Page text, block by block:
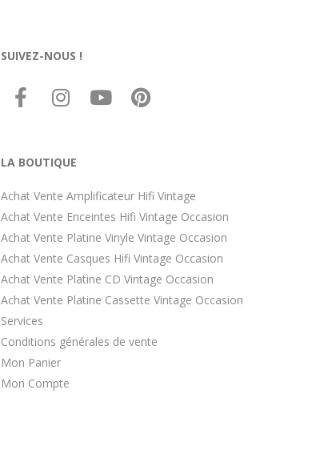
SUIVEZ-NOUS !
LA BOUTIQUE
Achat Vente Amplificateur Hifi Vintage
Achat Vente Enceintes Hifi Vintage Occasion
Achat Vente Platine Vinyle Vintage Occasion
Achat Vente Casques Hifi Vintage Occasion
Achat Vente Platine CD Vintage Occasion
Achat Vente Platine Cassette Vintage Occasion
Services
Conditions générales de vente
Mon Panier
Mon Compte